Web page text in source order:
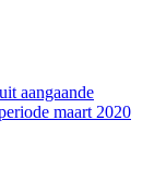
aangaande
maart 2020